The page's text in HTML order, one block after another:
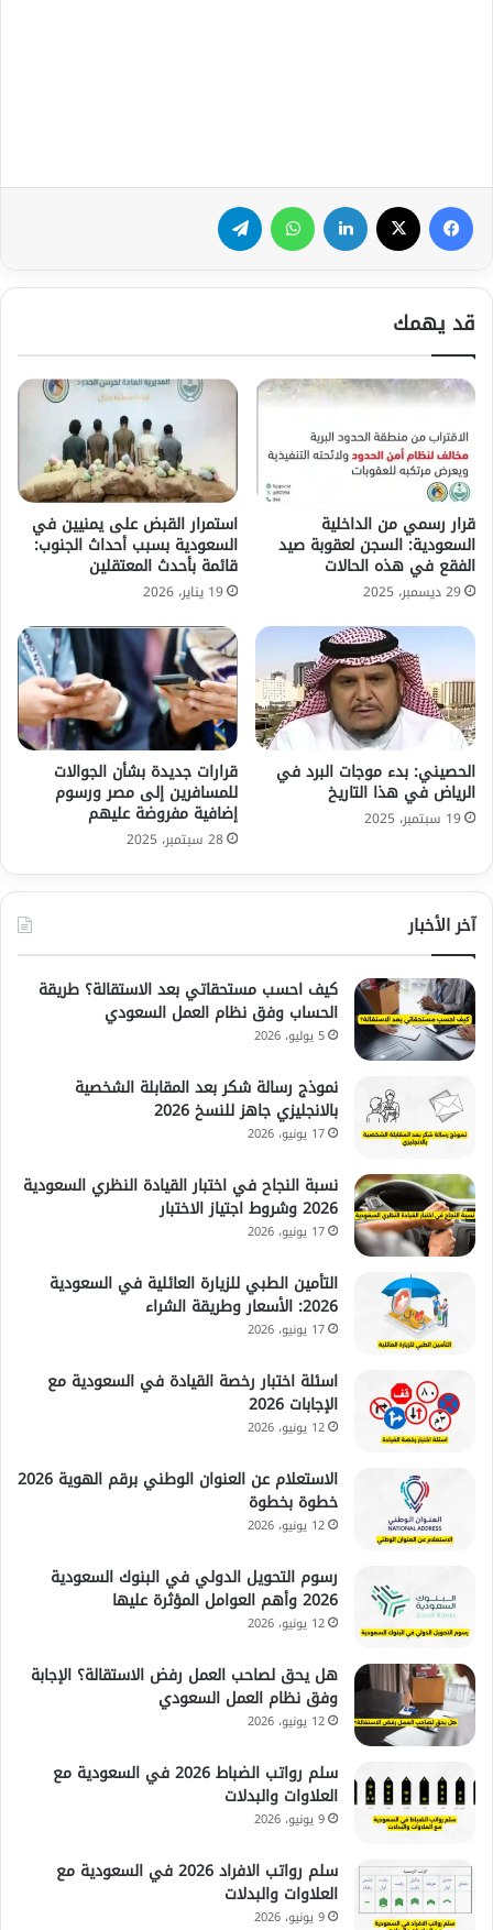
فيسبوك لينكدإن واتساب
قد يهمك
قرار رسمي من الداخلية
السعودية: السجن لعقوبة صيد
الفقع في هذه الحالات
29 ديسمبر، 2025
استمرار القبض على يمنيين في
السعودية بسبب أحداث الجنوب:
قائمة بأحدث المعتقلين
19 يناير، 2026
الحصيني: بدء موجات البرد في
الرياض في هذا التاريخ
19 سبتمبر، 2025
قرارات جديدة بشأن الجوالات
للمسافرين إلى مصر ورسوم
إضافية مفروضة عليهم
28 سبتمبر، 2025
آخر الأخبار
كيف احسب مستحقاتي بعد الاستقالة؟ طريقة
الحساب وفق نظام العمل السعودي
5 يوليو، 2026
نموذج رسالة شكر بعد المقابلة الشخصية
بالانجليزي جاهز للنسخ 2026
17 يونيو، 2026
نسبة النجاح في اختبار القيادة النظري السعودية
2026 وشروط اجتياز الاختبار
17 يونيو، 2026
التأمين الطبي للزيارة العائلية في السعودية
2026: الأسعار وطريقة الشراء
17 يونيو، 2026
اسئلة اختبار رخصة القيادة في السعودية مع
الإجابات 2026
12 يونيو، 2026
الاستعلام عن العنوان الوطني برقم الهوية 2026
خطوة بخطوة
12 يونيو، 2026
رسوم التحويل الدولي في البنوك السعودية
2026 وأهم العوامل المؤثرة عليها
12 يونيو، 2026
هل يحق لصاحب العمل رفض الاستقالة؟ الإجابة
وفق نظام العمل السعودي
12 يونيو، 2026
سلم رواتب الضباط 2026 في السعودية مع
العلاوات والبدلات
9 يونيو، 2026
سلم رواتب الافراد 2026 في السعودية مع
العلاوات والبدلات
9 يونيو، 2026